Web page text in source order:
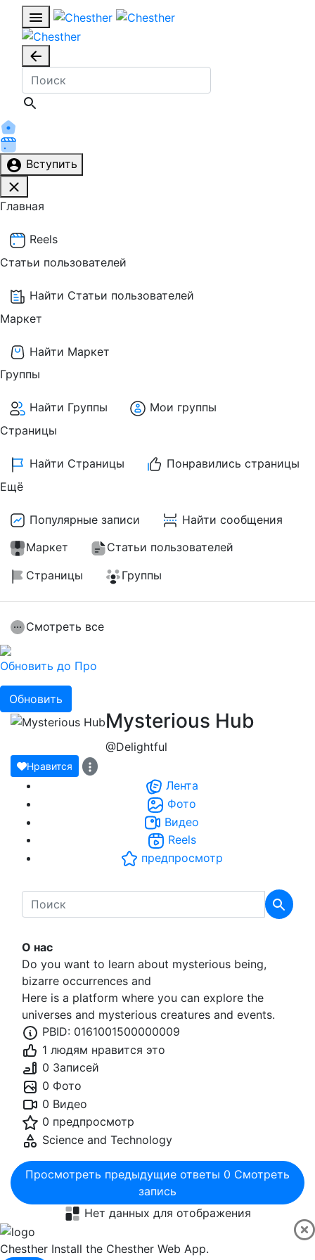
Вступить
Главная
Reels
Статьи пользователей
Найти Статьи пользователей
Маркет
Найти Маркет
Группы
Найти Группы
Мои группы
Страницы
Найти Страницы
Понравились страницы
Ещё
Популярные записи
Найти сообщения
Маркет
Статьи пользователей
Страницы
Группы
Смотреть все
Обновить до Про
Обновить
Mysterious Hub
@Delightful
Нравится
Лента
Фото
Видео
Reels
предпросмотр
О нас
Do you want to learn about mysterious being,
bizarre occurrences and
Here is a platform where you can explore the
universes and mysterious creatures and events.
PBID: 0161001500000009
1 людям нравится это
0 Записей
0 Фото
0 Видео
0 предпросмотр
Science and Technology
Просмотреть предыдущие ответы 0 Смотреть
запись
Нет данных для отображения
Chesther Install the Chesther Web App.